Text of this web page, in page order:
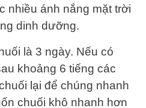
nhiều ánh nắng mặt trời
dinh dưỡng.
là 3 ngày. Nếu có
khoảng 6 tiếng các
lại để chúng nhanh
chuối khô nhanh hơn